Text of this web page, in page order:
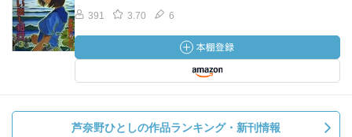
391 3.70 6
芦奈野ひとしの作品ランキング・新刊情報